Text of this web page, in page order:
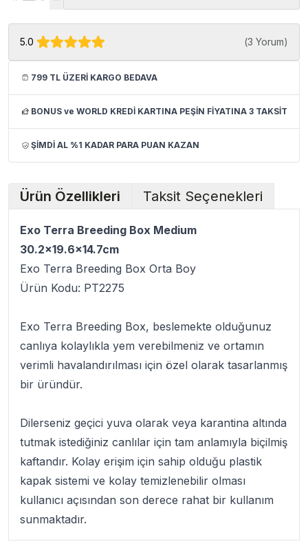
5.0 (3 Yorum)
799 TL ÜZERİ KARGO BEDAVA
BONUS ve WORLD KREDİ KARTINA PEŞİN FİYATINA 3 TAKSİT
ŞİMDİ AL %1 KADAR PARA PUAN KAZAN
Ürün Özellikleri Taksit Seçenekleri
Exo Terra Breeding Box Medium
30.2x19.6x14.7cm
Exo Terra Breeding Box Orta Boy
Ürün Kodu: PT2275
Exo Terra Breeding Box, beslemekte olduğunuz
canlıya kolaylıkla yem verebilmeniz ve ortamın
verimli havalandırılması için özel olarak tasarlanmış
bir üründür.
Dilerseniz geçici yuva olarak veya karantina altında
tutmak istediğiniz canlılar için tam anlamıyla biçilmiş
kaftandır. Kolay erişim için sahip olduğu plastik
kapak sistemi ve kolay temizlenebilir olması
kullanıcı açısından son derece rahat bir kullanım
sunmaktadır.